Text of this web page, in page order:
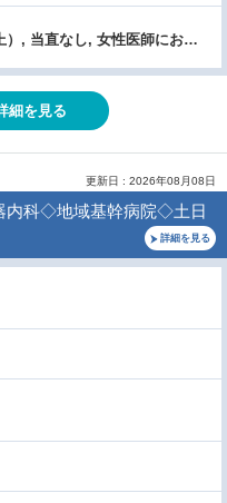
高額年収（1800万円以上）, 当直なし, 女性医師におすすめ, 託児所あり
細を見る
更新日 : 2026年08月08日
内科◇地域基幹病院◇土日
詳細を見る